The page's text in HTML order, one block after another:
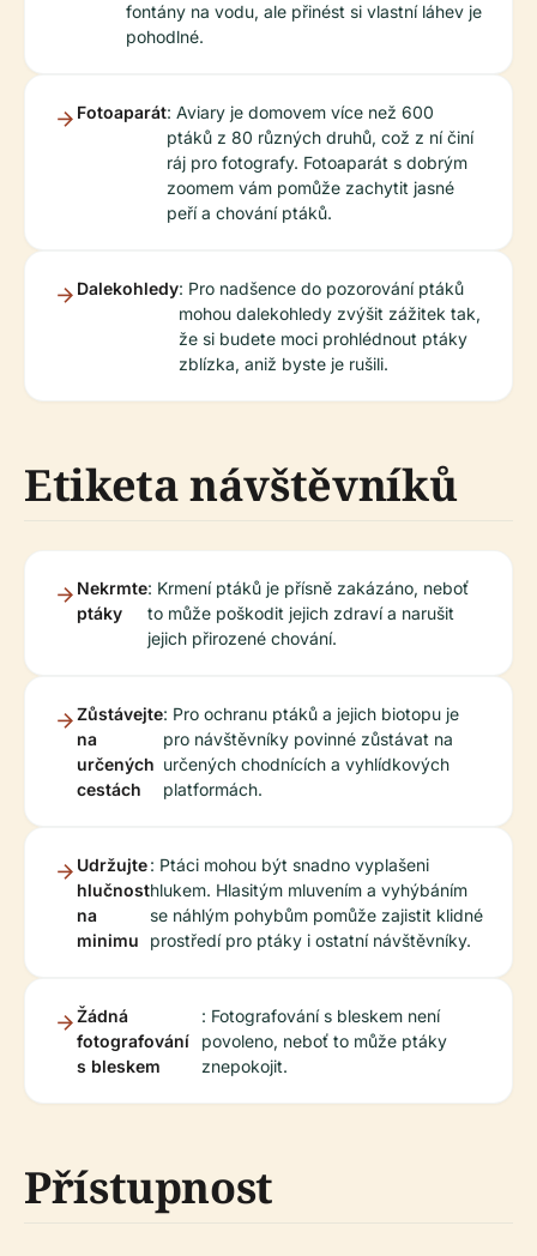
fontány na vodu, ale přinést si vlastní láhev je
pohodlné.
Fotoaparát: Aviary je domovem více než 600
ptáků z 80 různých druhů, což z ní činí
ráj pro fotografy. Fotoaparát s dobrým
zoomem vám pomůže zachytit jasné
peří a chování ptáků.
Dalekohledy: Pro nadšence do pozorování ptáků
mohou dalekohledy zvýšit zážitek tak,
že si budete moci prohlédnout ptáky
zblízka, aniž byste je rušili.
Etiketa návštěvníků
Nekrmte
ptáky
: Krmení ptáků je přísně zakázáno, neboť
to může poškodit jejich zdraví a narušit
jejich přirozené chování.
Zůstávejte
na
určených
cestách
: Pro ochranu ptáků a jejich biotopu je
pro návštěvníky povinné zůstávat na
určených chodnících a vyhlídkových
platformách.
Udržujte
hlučnost
na
minimu
: Ptáci mohou být snadno vyplašeni
hlukem. Hlasitým mluvením a vyhýbáním
se náhlým pohybům pomůže zajistit klidné
prostředí pro ptáky i ostatní návštěvníky.
Žádná
fotografování
s bleskem
: Fotografování s bleskem není
povoleno, neboť to může ptáky
znepokojit.
Přístupnost